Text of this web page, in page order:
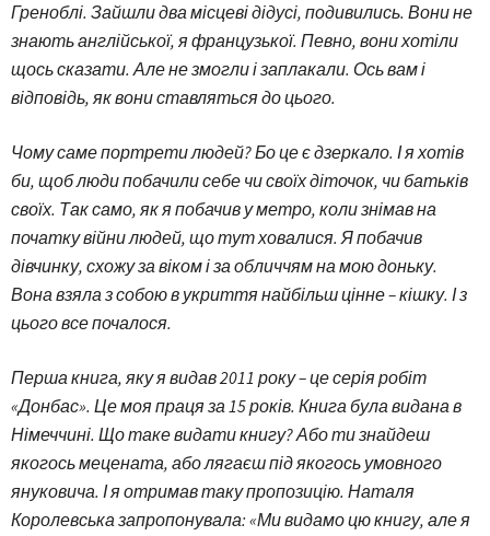
Греноблі. Зайшли два місцеві дідусі, подивились. Вони не
знають англійської, я французької. Певно, вони хотіли
щось сказати. Але не змогли і заплакали. Ось вам і
відповідь, як вони ставляться до цього.
Чому саме портрети людей? Бо це є дзеркало. І я хотів
би, щоб люди побачили себе чи своїх діточок, чи батьків
своїх. Так само, як я побачив у метро, коли знімав на
початку війни людей, що тут ховалися. Я побачив
дівчинку, схожу за віком і за обличчям на мою доньку.
Вона взяла з собою в укриття найбільш цінне – кішку. І з
цього все почалося.
Перша книга, яку я видав 2011 року – це серія робіт
«Донбас». Це моя праця за 15 років. Книга була видана в
Німеччині. Що таке видати книгу? Або ти знайдеш
якогось мецената, або лягаєш під якогось умовного
януковича. І я отримав таку пропозицію. Наталя
Королевська запропонувала: «Ми видамо цю книгу, але я